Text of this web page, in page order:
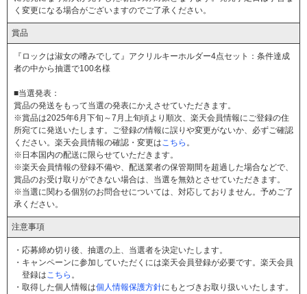
く変更になる場合がございますのでご了承ください。
賞品
『ロックは淑女の嗜みでして』アクリルキーホルダー4点セット：条件達成
者の中から抽選で100名様
■当選発表：
賞品の発送をもって当選の発表にかえさせていただきます。
※賞品は2025年6月下旬～7月上旬頃より順次、楽天会員情報にご登録の住
所宛てに発送いたします。ご登録の情報に誤りや変更がないか、必ずご確認
ください。楽天会員情報の確認・変更はこちら 。
※日本国内の配送に限らせていただきます。
※楽天会員情報の登録不備や、配送業者の保管期間を超過した場合などで、
賞品のお受け取りができない場合は、当選を無効とさせていただきます。
※当選に関わる個別のお問合せについては、対応しておりません。予めご了
承ください。
注意事項
応募締め切り後、抽選の上、当選者を決定いたします。
キャンペーンに参加していただくには楽天会員登録が必要です。楽天会員
登録はこちら 。
取得した個人情報は個人情報保護方針にもとづきお取り扱いいたします。